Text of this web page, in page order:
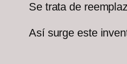
Se trata de
Así surge este